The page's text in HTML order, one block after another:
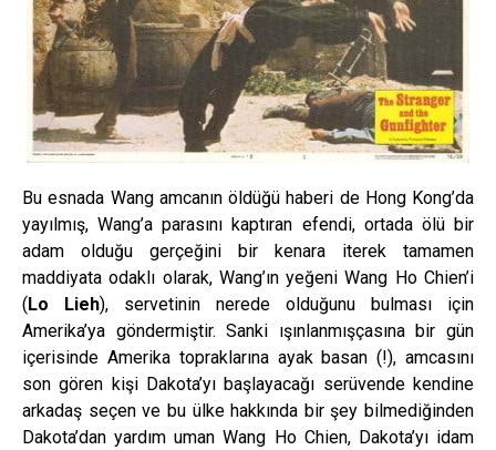
Bu esnada Wang amcanın öldüğü haberi de Hong Kong’da
yayılmış, Wang’a parasını kaptıran efendi, ortada ölü bir
adam olduğu gerçeğini bir kenara iterek tamamen
maddiyata odaklı olarak, Wang’ın yeğeni Wang Ho Chien’i
( Lo Lieh), servetinin nerede olduğunu bulması için
Amerika’ya göndermiştir. Sanki ışınlanmışçasına bir gün
içerisinde Amerika topraklarına ayak basan (!), amcasını
son gören kişi Dakota’yı başlayacağı serüvende kendine
arkadaş seçen ve bu ülke hakkında bir şey bilmediğinden
Dakota’dan yardım uman Wang Ho Chien, Dakota’yı idam